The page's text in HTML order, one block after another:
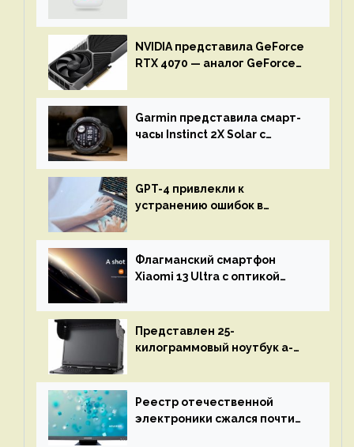
NVIDIA представила GeForce
RTX 4070 — аналог GeForce
Garmin представила смарт-
часы Instinct 2X Solar с
GPT-4 привлекли к
устранению ошибок в
остановится до полного
восстановления кода и
объяснит, что пошло не так
Флагманский смартфон
Xiaomi 13 Ultra с оптикой
представят 18 апреля
Представлен 25-
килограммовый ноутбук a-
до 3 Тбайт DDR5 и шесть
дисплеев
Реестр отечественной
электроники сжался почти